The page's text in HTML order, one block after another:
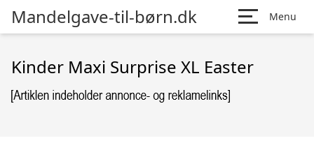
Mandelgave-til-børn.dk Menu
Kinder Maxi Surprise XL Easter